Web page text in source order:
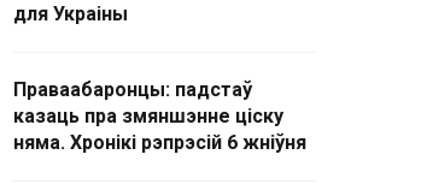
для Украіны
Праваабаронцы: падстаў
казаць пра змяншэнне ціску
няма. Хронікі рэпрэсій 6 жніўня